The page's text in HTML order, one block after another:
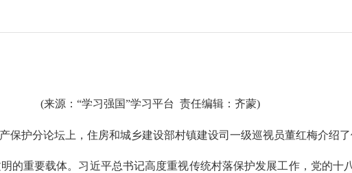
(来源：“学习强国”学习平台 责任编辑：齐蒙)
护分论坛上，住房和城乡建设部村镇建设司一级巡视员董红梅介绍了
重要载体。习近平总书记高度重视传统村落保护发展工作，党的十